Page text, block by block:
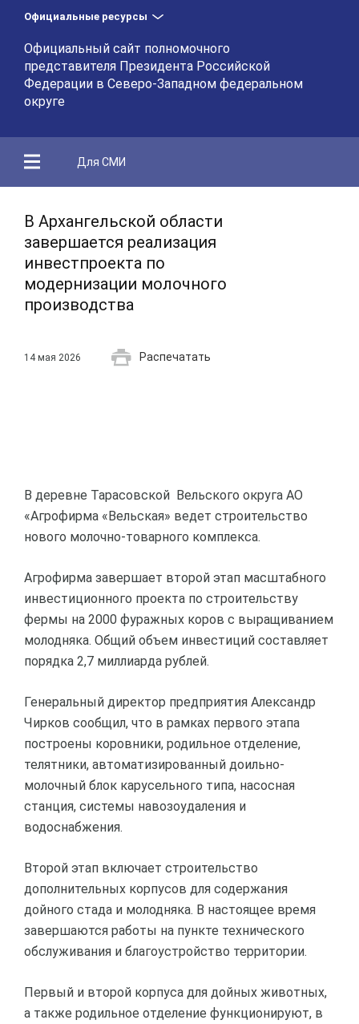
Официальные ресурсы
Официальный сайт полномочного
представителя Президента Российской
Федерации в Северо-Западном федеральном
округе
Для СМИ
В Архангельской области
завершается реализация
инвестпроекта по
модернизации молочного
производства
14 мая 2026 Распечатать
В деревне Тарасовской Вельского округа АО
«Агрофирма «Вельская» ведет строительство
нового молочно-товарного комплекса.
Агрофирма завершает второй этап масштабного
инвестиционного проекта по строительству
фермы на 2000 фуражных коров с выращиванием
молодняка. Общий объем инвестиций составляет
порядка 2,7 миллиарда рублей.
Генеральный директор предприятия Александр
Чирков сообщил, что в рамках первого этапа
построены коровники, родильное отделение,
телятники, автоматизированный доильно-
молочный блок карусельного типа, насосная
станция, системы навозоудаления и
водоснабжения.
Второй этап включает строительство
дополнительных корпусов для содержания
дойного стада и молодняка. В настоящее время
завершаются работы на пункте технического
обслуживания и благоустройство территории.
Первый и второй корпуса для дойных животных,
а также родильное отделение функционируют, в